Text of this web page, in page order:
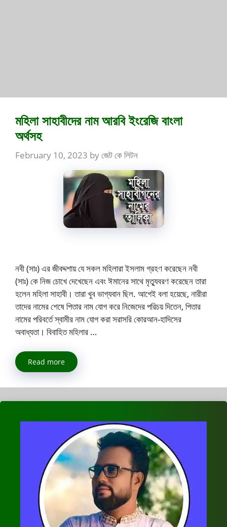
মহিলা সাহাবীদের নাম আরবি ইংরেজি বাংলা
অর্থসহ
February 10, 2023 byজেট কে লিটন
নবী (সাঃ) এর জীবদ্দশায় যে সকল মহিলারা ইসলাম গ্রহণ করেছেন নবী
(সাঃ) কে নিজ চোখে দেখেছেন এবং ঈমানের সাথে মৃত্যুবরণ করেছেন তারা
হলেন মহিলা সাহাবী। তারা খুব ভাগ্যবান ছিল. আগেই বলা হয়েছে, নারীরা
তাদের নামের শেষে পিতার নাম যোগ করে নিজেদের পরিচয় দিতেন, পিতার
নামের পরিবর্তে স্বামীর নাম যোগ করা সরাসরি কোরআন-হাদিসের
অবাধ্যতা। বিবাহিত মহিলার …
Read more